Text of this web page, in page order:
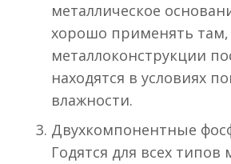
металлическое
хорошо применять там,
металлоконструкции
находятся в условиях
влажности.
Двухкомпонентные
Годятся для всех типов